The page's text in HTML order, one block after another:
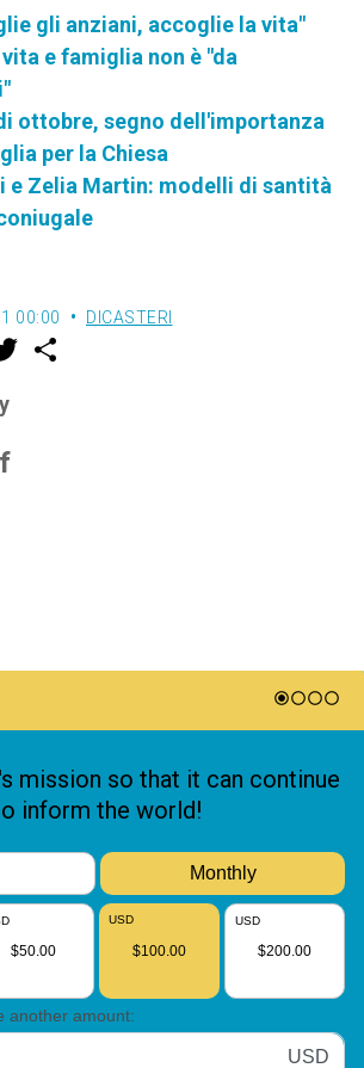
gli anziani, accoglie la vita"
e famiglia non è "da
ottobre, segno dell'importanza
per la Chiesa
e Zelia Martin: modelli di santità
00:00 DICASTERI
w